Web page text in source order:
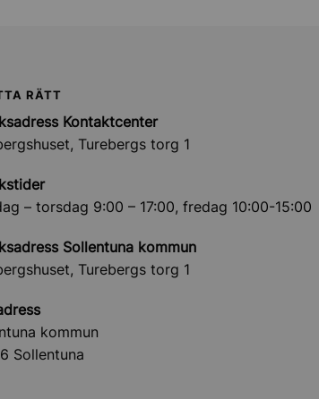
RÄTT
Kontaktcenter
Turebergs torg 1
– torsdag 9:00 – 17:00, fredag 10:00-15:00
Sollentuna kommun
Turebergs torg 1
kommun
Sollentuna